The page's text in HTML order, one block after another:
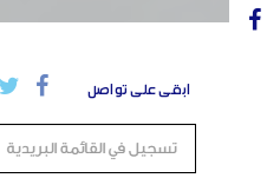
ابقى على تواصل